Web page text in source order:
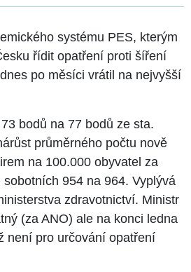
systému PES, kterým
řídit opatření proti šíření
po měsíci vrátil na nejvyšší
bodů na 77 bodů ze sta.
průměrného počtu nově
na 100.000 obyvatel za
954 na 964. Vyplývá
zdravotnictví. Ministr
(za ANO) ale na konci ledna
není pro určování opatření